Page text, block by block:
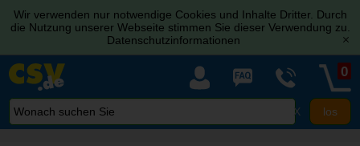
Wir verwenden nur notwendige Cookies und Inhalte Dritter. Durch
die Nutzung unserer Webseite stimmen Sie dieser Verwendung zu.
Datenschutzinformationen
[x]
X
0